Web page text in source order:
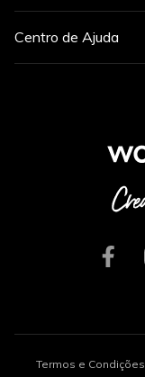
Centro de Ajuda
Termos e Condições